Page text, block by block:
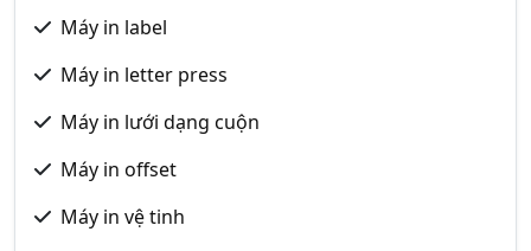
Máy in label
Máy in letter press
Máy in lưới dạng cuộn
Máy in offset
Máy in vệ tinh